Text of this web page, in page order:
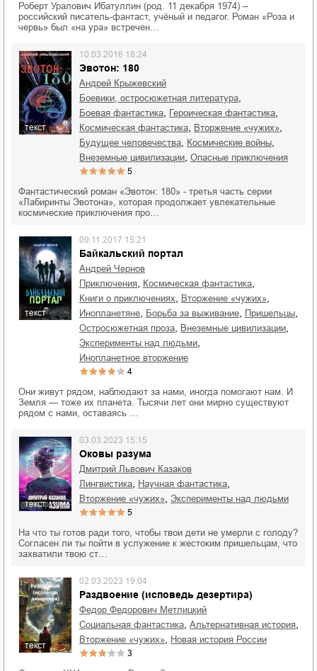
Роберт Уралович Ибатуллин (род. 11 декабря 1974) –
российский писатель-фантаст, учёный и педагог. Роман «Роза и
червь» был «на ура» встречен…
текст
Эвотон: 180
10.03.2016 18:24
Андрей Крыжевский
боевики, остросюжетная литература
боевая фантастика героическая фантастика
космическая фантастика вторжение «чужих»
будущее человечества космические войны
внеземные цивилизации опасные приключения
5
Фантастический роман «Эвотон: 180» - третья часть серии
«Лабиринты Эвотона», которая продолжает увлекательные
космические приключения про…
текст
Байкальский портал
09.11.2017 15:21
Андрей Чернов
приключения
космическая фантастика
книги о приключениях вторжение «чужих»
инопланетяне борьба за выживание пришельцы
остросюжетная проза внеземные цивилизации
эксперименты над людьми
инопланетное вторжение
4
Они живут рядом, наблюдают за нами, иногда помогают нам. И
Земля — тоже их планета. Тысячи лет они мирно существуют
рядом с нами, оставаясь …
текст
Оковы разума
03.03.2023 15:15
Дмитрий Львович Казаков
лингвистика
научная фантастика
вторжение «чужих» эксперименты над людьми
5
На что ты готов ради того, чтобы твои дети не умерли с голоду?
Согласен ли ты пойти в услужение к жестоким пришельцам, что
захватили твою ст…
текст
Раздвоение (исповедь дезертира)
02.03.2023 19:04
Федор Федорович Метлицкий
социальная фантастика
альтернативная история
вторжение «чужих» новая история России
3